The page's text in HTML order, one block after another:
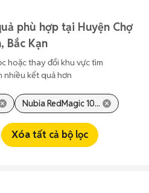
phù hợp tại Huyện Chợ
Bắc Kạn
hoặc thay đổi khu vực tìm
nhiều kết quả hơn
Nubia RedMagic 10...
Xóa tất cả bộ lọc